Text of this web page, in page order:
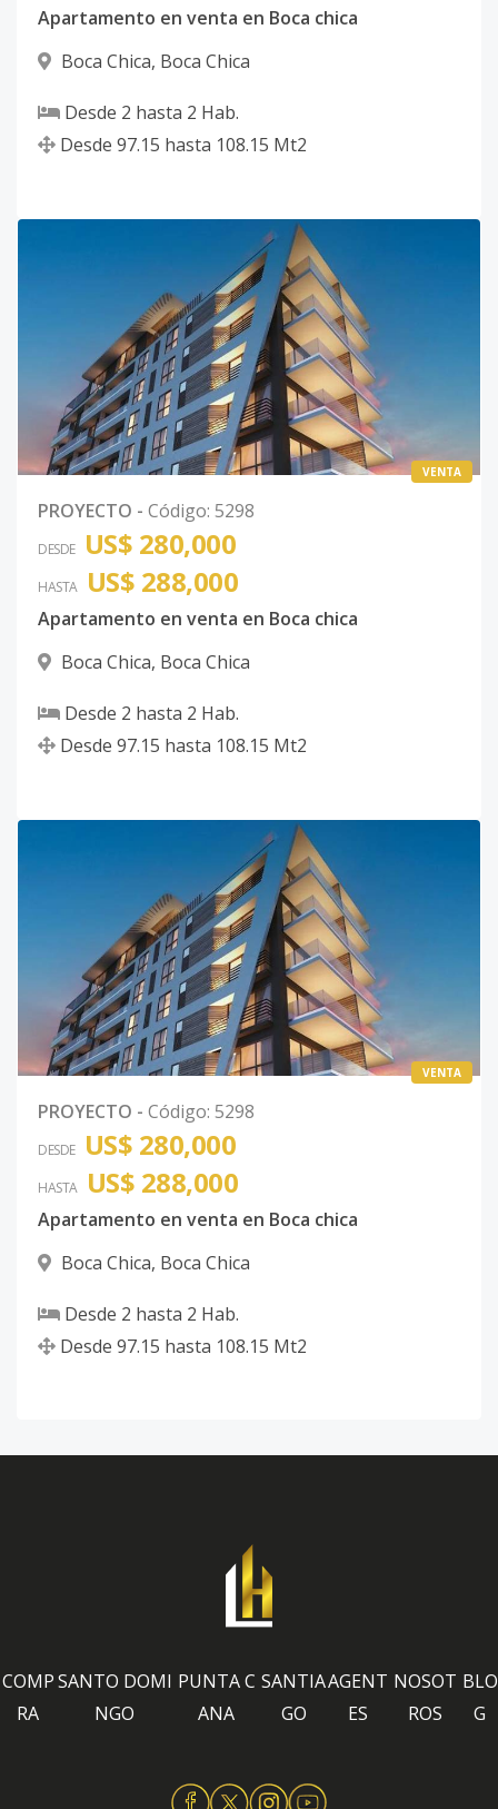
Apartamento en venta en Boca chica
Boca Chica, Boca Chica
Desde 2 hasta 2 Hab.
Desde 97.15 hasta 108.15 Mt2
VENTA
PROYECTO - Código: 5298
DESDE US$ 280,000
HASTA US$ 288,000
Apartamento en venta en Boca chica
Boca Chica, Boca Chica
Desde 2 hasta 2 Hab.
Desde 97.15 hasta 108.15 Mt2
VENTA
PROYECTO - Código: 5298
DESDE US$ 280,000
HASTA US$ 288,000
Apartamento en venta en Boca chica
Boca Chica, Boca Chica
Desde 2 hasta 2 Hab.
Desde 97.15 hasta 108.15 Mt2
COMP
RA
SANTO DOMI
NGO
PUNTA C
ANA
SANTIA
GO
AGENT
ES
NOSOT
ROS
BLO
G